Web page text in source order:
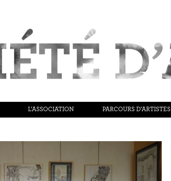
L’ASSOCIATION PARCOURS D’ARTISTES